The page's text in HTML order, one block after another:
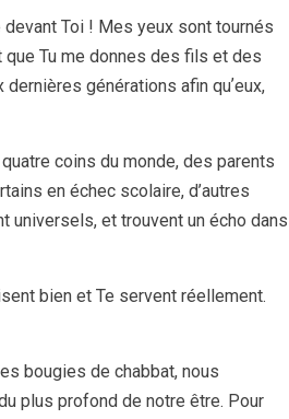
Toi ! Mes yeux sont tournés
que Tu me donnes des fils et des
générations afin quʼeux,
coins du monde, des parents
en échec scolaire, d’autres
universels, et trouvent un écho dans
bien et Te servent réellement.
bougies de chabbat, nous
plus profond de notre être. Pour